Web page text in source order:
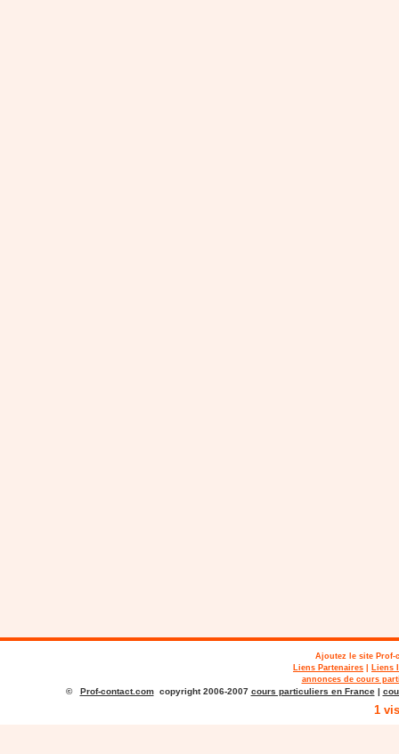
Ajoutez le site Prof-
Liens Partenaires | Liens
annonces de cours
© Prof-contact.comcopyright 2006-2007 cours particuliers en France|
1